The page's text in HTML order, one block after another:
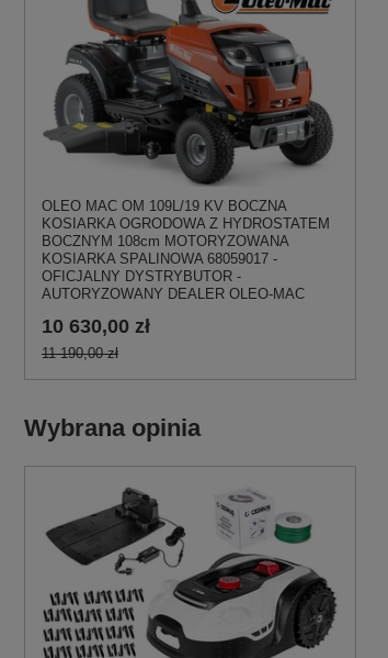
OLEO MAC OM 109L/19 KV BOCZNA
KOSIARKA OGRODOWA Z HYDROSTATEM
BOCZNYM 108cm MOTORYZOWANA
KOSIARKA SPALINOWA 68059017 -
OFICJALNY DYSTRYBUTOR -
AUTORYZOWANY DEALER OLEO-MAC
10 630,00 zł
11 190,00 zł
Wybrana opinia